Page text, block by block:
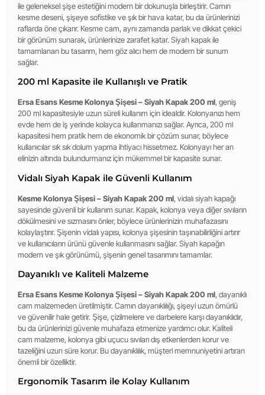
ile geleneksel şişe estetiğini modern bir dokunuşla birleştirir. Camın
kesme deseni, şişeye sofistike ve şık bir hava katar, bu da ürünlerinizi
raflarda öne çıkarır. Kesme cam, aynı zamanda parlak ve dikkat çekici
bir görünüm sunarak, ürünlerinize zarafet katar. Siyah kapak ile
tamamlanan bu tasarım, hem göz alıcı hem de modern bir sunum
sağlar.
200 ml Kapasite ile Kullanışlı ve Pratik
Ersa Esans Kesme Kolonya Şişesi – Siyah Kapak 200 ml, geniş
200 ml kapasitesiyle uzun süreli kullanım için idealdir. Kolonyanızı hem
evde hem de iş yerinde kolayca kullanmanızı sağlar. Ayrıca, 200 ml
kapasitesi hem pratik hem de ekonomik bir çözüm sunar, böylece
kullanıcılar sık sık dolum yapma ihtiyacı hissetmez. Kolonyayı her an
elinizin altında bulundurmanız için mükemmel bir kapasite sunar.
Vidalı Siyah Kapak ile Güvenli Kullanım
Kesme Kolonya Şişesi – Siyah Kapak 200 ml, vidalı siyah kapağı
sayesinde güvenli bir kullanım sunar. Kapak, kolonya veya diğer sıvıların
dökülmesini ve sızmasını önler, böylece ürünlerinizin muhafazasını
kolaylaştırır. Şişenin vidalı yapısı, kolonya şişesinin taşınabilirliğini artırır
ve kullanıcıların ürünü güvenle kullanmasını sağlar. Siyah kapağın
modern ve şık görünümü, şişenin genel tasarımını tamamlar.
Dayanıklı ve Kaliteli Malzeme
Ersa Esans Kesme Kolonya Şişesi – Siyah Kapak 200 ml, dayanıklı
cam malzemeden üretilmiştir. Camın dayanıklılığı, şişeyi uzun ömürlü
ve güvenilir hale getirir. Şişe, çizilmelere ve darbelere karşı dayanıklıdır,
bu da ürünlerinizi güvenle muhafaza etmenize yardımcı olur. Kaliteli
cam malzeme, kolonya gibi uçucu sıvıları dış etkenlerden korur ve
tazeliğini uzun süre korur. Bu dayanıklılık, müşteri memnuniyetini artıran
önemli bir özelliktir.
Ergonomik Tasarım ile Kolay Kullanım